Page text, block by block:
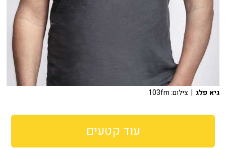
גיא פלג | צילום: 103fm
עוד קטעים